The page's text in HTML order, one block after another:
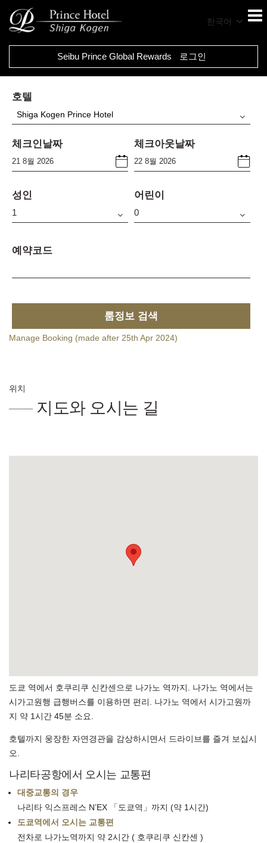
한국어
Seibu Prince Global Rewards 로그인
호텔
Shiga Kogen Prince Hotel
체크인날짜 체크아웃날짜
성인 어린이
예약코드
룸정보 검색
Manage Booking (made after 25th Apr 2024)
위치
지도와 오시는 길
도쿄 역에서 호쿠리쿠 신칸센으로 나가노 역까지. 나가노 역에서는
시가고원행 급행버스를 이용하면 편리. 나가노 역에서 시가고원까
지 약 1시간 45분 소요.
호텔까지 웅장한 자연경관을 감상하시면서 드라이브를 즐겨 보십시
오.
나리타공항에서 오시는 교통편
대중교통의 경우
나리타 익스프레스 N’EX 「도쿄역」까지 (약 1시간)
도쿄역에서 오시는 교통편
전차로 나가노역까지 약 2시간 ( 호쿠리쿠 신칸센 )